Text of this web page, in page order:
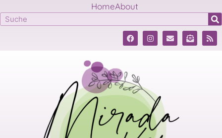
HomeAbout